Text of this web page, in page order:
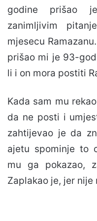
godine prišao
zanimljivim
mjesecu
prišao mi je 93-
li i on mora postiti
Kada sam mu
da ne posti i
zahtijevao je da
ajetu spominje to
mu ga pokazao,
Zaplakao je, jer